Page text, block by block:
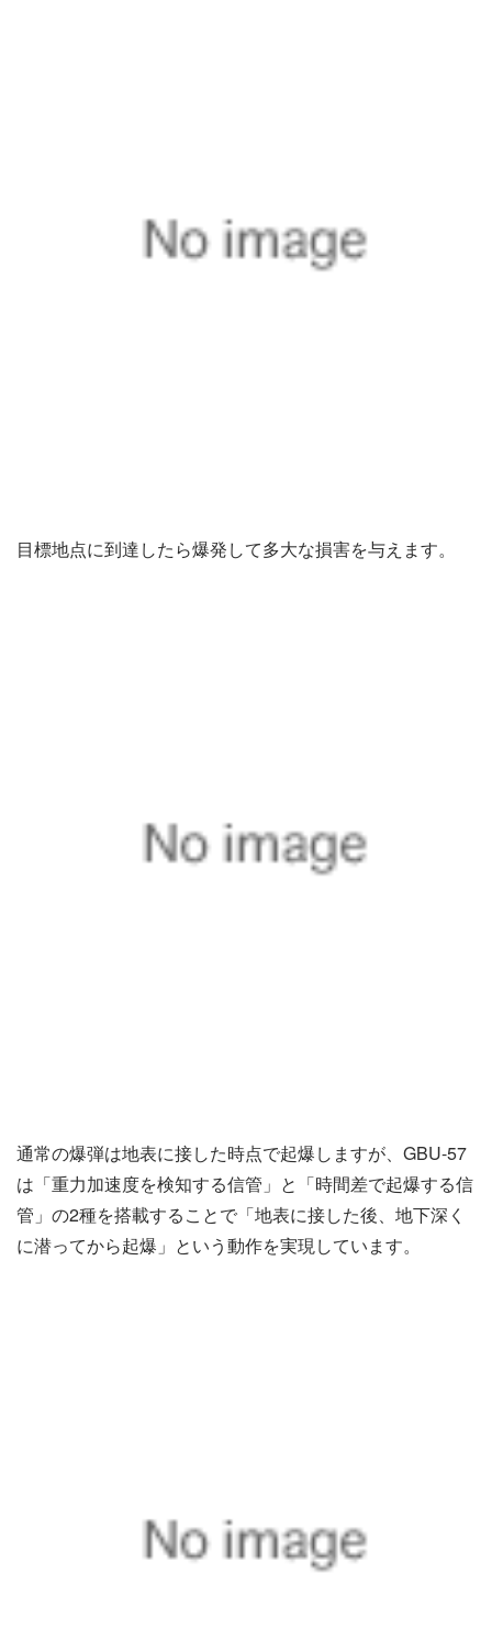
目標地点に到達したら爆発して多大な損害を与えます。
通常の爆弾は地表に接した時点で起爆しますが、GBU-57
は「重力加速度を検知する信管」と「時間差で起爆する信
管」の2種を搭載することで「地表に接した後、地下深く
に潜ってから起爆」という動作を実現しています。